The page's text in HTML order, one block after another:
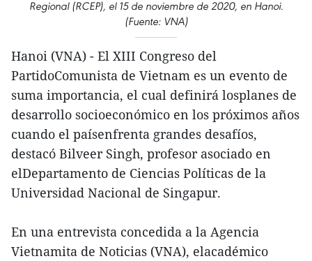
Regional (RCEP), el 15 de noviembre de 2020, en Hanoi.
(Fuente: VNA)
Hanoi (VNA) - El XIII Congreso del
PartidoComunista de Vietnam es un evento de
suma importancia, el cual definirá losplanes de
desarrollo socioeconómico en los próximos años
cuando el paísenfrenta grandes desafíos,
destacó Bilveer Singh, profesor asociado en
elDepartamento de Ciencias Políticas de la
Universidad Nacional de Singapur.
En una entrevista concedida a la Agencia
Vietnamita de Noticias (VNA), elacadémico